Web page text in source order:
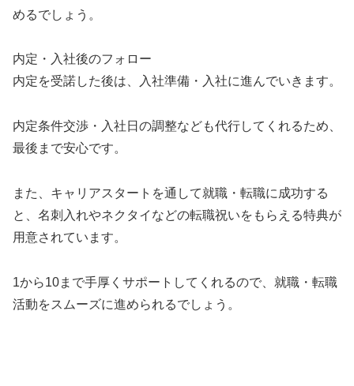
めるでしょう。
内定・入社後のフォロー
内定を受諾した後は、入社準備・入社に進んでいきます。
内定条件交渉・入社日の調整なども代行してくれるため、
最後まで安心です。
また、キャリアスタートを通して就職・転職に成功する
と、名刺入れやネクタイなどの転職祝いをもらえる特典が
用意されています。
1から10まで手厚くサポートしてくれるので、就職・転職
活動をスムーズに進められるでしょう。